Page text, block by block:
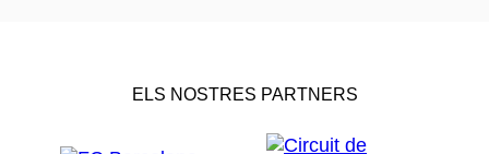
ELS NOSTRES PARTNERS